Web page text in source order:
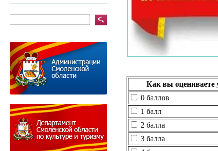
Как вы оцениваете
0 баллов
1 балл
2 балла
3 балла